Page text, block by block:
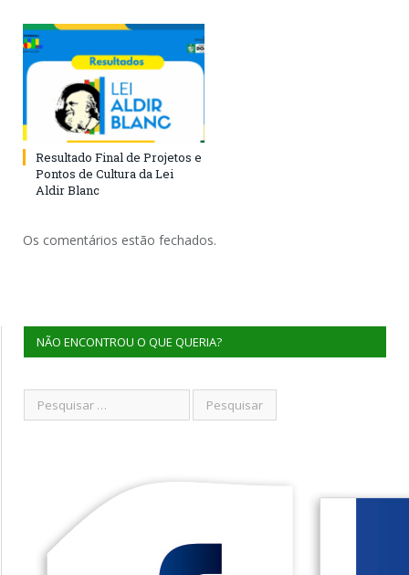
Resultado Final de Projetos e
Pontos de Cultura da Lei
Aldir Blanc
Os comentários estão fechados.
NÃO ENCONTROU O QUE QUERIA?